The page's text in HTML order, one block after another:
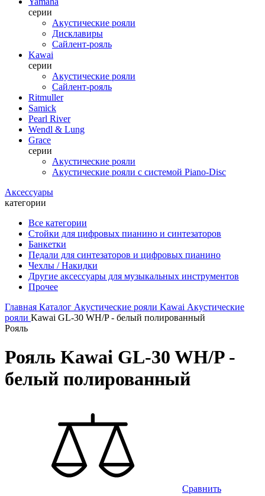
серии
Акустические рояли
Дисклавиры
Сайлент-рояль
Kawai
серии
Акустические рояли
Сайлент-рояль
Ritmuller
Samick
Pearl River
Wendl & Lung
Grace
серии
Акустические рояли
Акустические рояли с системой Piano-Disc
Аксессуары
категории
Все категории
Стойки для цифровых пианино и синтезаторов
Банкетки
Педали для синтезаторов и цифровых пианино
Чехлы / Накидки
Другие аксессуары для музыкальных инструментов
Прочее
Главная Каталог Акустические рояли Kawai Акустические
рояли Kawai GL-30 WH/P - белый полированный
Рояль
Рояль Kawai GL-30 WH/P -
белый полированный
Сравнить